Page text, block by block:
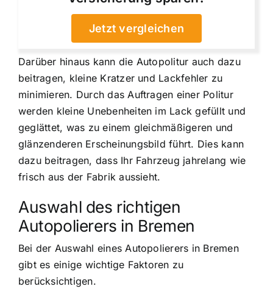
Jetzt vergleichen
Darüber hinaus kann die Autopolitur auch dazu
beitragen, kleine Kratzer und Lackfehler zu
minimieren. Durch das Auftragen einer Politur
werden kleine Unebenheiten im Lack gefüllt und
geglättet, was zu einem gleichmäßigeren und
glänzenderen Erscheinungsbild führt. Dies kann
dazu beitragen, dass Ihr Fahrzeug jahrelang wie
frisch aus der Fabrik aussieht.
Auswahl des richtigen
Autopolierers in Bremen
Bei der Auswahl eines Autopolierers in Bremen
gibt es einige wichtige Faktoren zu
berücksichtigen.